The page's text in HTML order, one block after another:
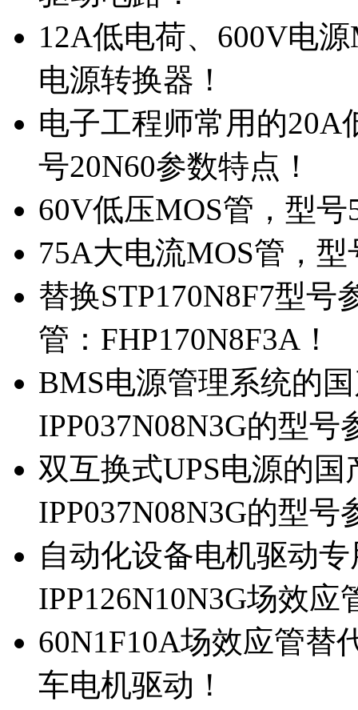
12A低电荷、600V电
电源转换器！
电子工程师常用的20A
号20N60参数特点！
60V低压MOS管，型
75A大电流MOS管，
替换STP170N8F7型
管：FHP170N8F3A！
BMS电源管理系统的
IPP037N08N3G的型号
双互换式UPS电源的
IPP037N08N3G的型号
自动化设备电机驱动
IPP126N10N3G场效应
60N1F10A场效应管替
车电机驱动！